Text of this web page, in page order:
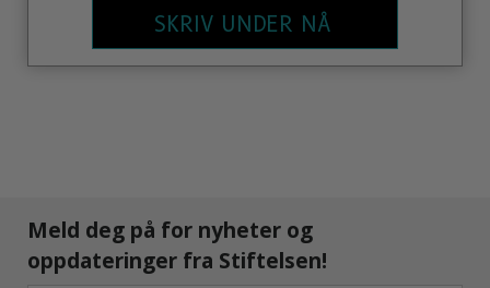
SKRIV UNDER NÅ
Meld deg på for nyheter og
oppdateringer fra Stiftelsen!